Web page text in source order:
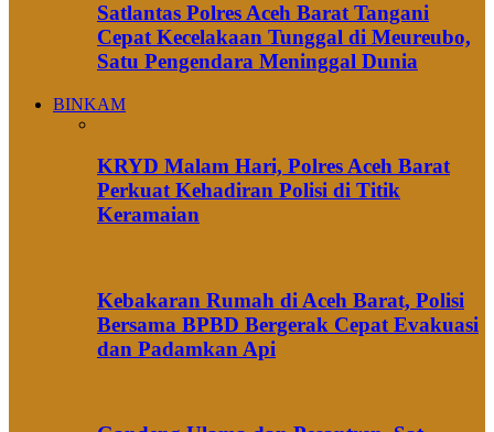
Satlantas Polres Aceh Barat Tangani
Cepat Kecelakaan Tunggal di Meureubo,
Satu Pengendara Meninggal Dunia
BINKAM
KRYD Malam Hari, Polres Aceh Barat
Perkuat Kehadiran Polisi di Titik
Keramaian
Kebakaran Rumah di Aceh Barat, Polisi
Bersama BPBD Bergerak Cepat Evakuasi
dan Padamkan Api